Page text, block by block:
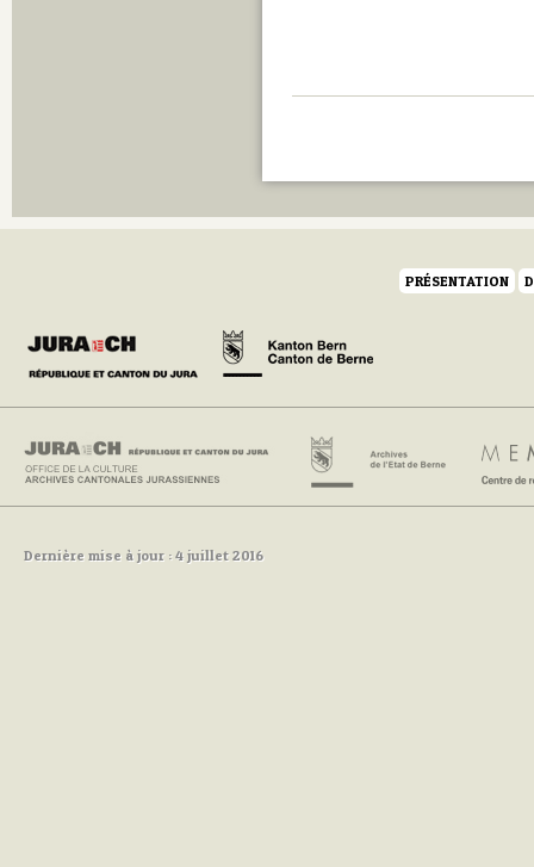
PRÉSENTATION
Dernière mise à jour : 4 juillet 2016